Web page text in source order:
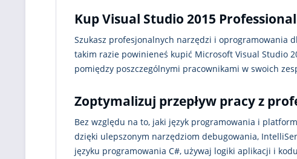
Kup Visual Studio 2015
Szukasz profesjonalnych narzędzi i oprogramowania
takim razie powinieneś kupić Microsoft Visual Studio
pomiędzy poszczególnymi pracownikami w swoich
Zoptymalizuj przepływ pracy z
Bez względu na to, jaki język programowania i
dzięki ulepszonym narzędziom debugowania,
języku programowania C#, używaj logiki aplikacji i